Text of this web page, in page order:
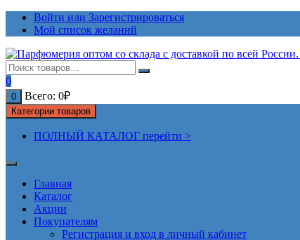
ПерейтиВойти или Зарегистрироваться
Мой список желаний
0
0 Всего: 0₽
Категории товаров
ПОЛНЫЙ КАТАЛОГ перейти >
Главная
Каталог
Акции
Покупателям
Регистрация и вход в личный кабинет